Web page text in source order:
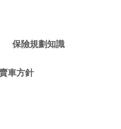
保險規劃知識
車方針